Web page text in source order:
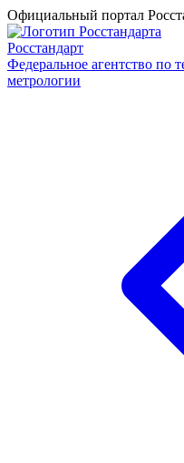
Официальный портал
Росстандарт
Федеральное агентство по
метрологии